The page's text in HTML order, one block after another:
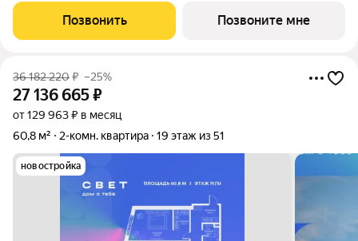
архитектурного изящества, созданное девелопером
Dominanta в сотрудничестве с известным
Позвонить Позвоните мне
36 182 220₽ –25%
27 136 665₽
от 129 963 ₽ в месяц
60,8 м²
2-комн. квартира 19 этаж из 51
новостройка